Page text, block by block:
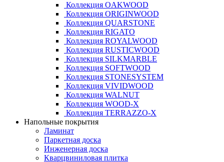
Коллекция OAKWOOD
Коллекция ORIGINWOOD
Коллекция QUARSTONE
Коллекция RIGATO
Коллекция ROYALWOOD
Коллекция RUSTICWOOD
Коллекция SILKMARBLE
Коллекция SOFTWOOD
Коллекция STONESYSTEM
Коллекция VIVIDWOOD
Коллекция WALNUT
Коллекция WOOD-X
Коллекция ТЕRRАZZO-X
Напольные покрытия
Ламинат
Паркетная доска
Инженерная доска
Кварцвиниловая плитка